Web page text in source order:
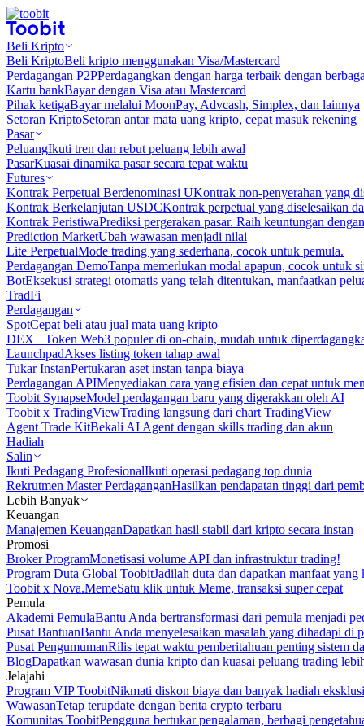
Beli Kripto
Beli KriptoBeli kripto menggunakan Visa/Mastercard
Perdagangan P2PPerdagangkan dengan harga terbaik dengan
Kartu bankBayar dengan Visa atau Mastercard
Pihak ketigaBayar melalui MoonPay, Advcash, Simplex, dan lainnya
Setoran KriptoSetoran antar mata uang kripto, cepat masuk rekening
Pasar
PeluangIkuti tren dan rebut peluang lebih awal
PasarKuasai dinamika pasar secara tepat waktu
Futures
Kontrak Perpetual Berdenominasi UKontrak non-penyerahan yang
Kontrak Berkelanjutan USDCKontrak perpetual yang diselesaikan
Kontrak PeristiwaPrediksi pergerakan pasar. Raih keuntungan
Prediction MarketUbah wawasan menjadi nilai
Lite PerpetualMode trading yang sederhana, cocok untuk pemula.
Perdagangan DemoTanpa memerlukan modal apapun, cocok untuk
BotEksekusi strategi otomatis yang telah ditentukan, manfaatkan
TradFi
Perdagangan
SpotCepat beli atau jual mata uang kripto
DEX +Token Web3 populer di on-chain, mudah untuk
LaunchpadAkses listing token tahap awal
Tukar InstanPertukaran aset instan tanpa biaya
Perdagangan APIMenyediakan cara yang efisien dan cepat untuk
Toobit SynapseModel perdagangan baru yang digerakkan oleh AI
Toobit x TradingViewTrading langsung dari chart TradingView
Agent Trade KitBekali AI Agent dengan skills trading dan akun
Hadiah
Salin
Ikuti Pedagang ProfesionalIkuti operasi pedagang top dunia
Rekrutmen Master PerdaganganHasilkan pendapatan tinggi dari
Lebih Banyak
Keuangan
Manajemen KeuanganDapatkan hasil stabil dari kripto secara instan
Promosi
Broker ProgramMonetisasi volume API dan infrastruktur trading!
Program Duta Global ToobitJadilah duta dan dapatkan manfaat
Toobit x Nova.MemeSatu klik untuk Meme, transaksi super cepat
Pemula
Akademi PemulaBantu Anda bertransformasi dari pemula menjadi
Pusat BantuanBantu Anda menyelesaikan masalah yang dihadapi di
Pusat PengumumanRilis tepat waktu pemberitahuan penting sistem
BlogDapatkan wawasan dunia kripto dan kuasai peluang trading
Jelajahi
Program VIP ToobitNikmati diskon biaya dan banyak hadiah
WawasanTetap terupdate dengan berita crypto terbaru
Komunitas ToobitPengguna bertukar pengalaman, berbagi